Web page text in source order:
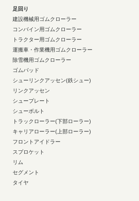
足回り
建設機械用ゴムクローラー
コンバイン用ゴムクローラー
トラクター用ゴムクローラー
運搬車・作業機用ゴムクローラー
除雪機用ゴムクローラー
ゴムパッド
シューリンクアッセン(鉄シュー)
リンクアッセン
シュープレート
シューボルト
トラックローラー(下部ローラー)
キャリアローラー(上部ローラー)
フロントアイドラー
スプロケット
リム
セグメント
タイヤ